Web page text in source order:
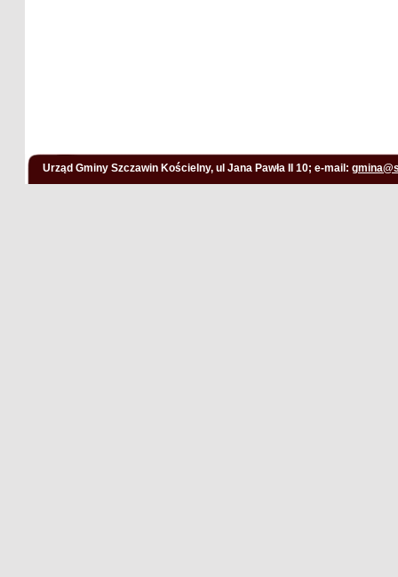
Urząd Gminy Szczawin Kościelny, ul Jana Pawła II 10; e-mail: